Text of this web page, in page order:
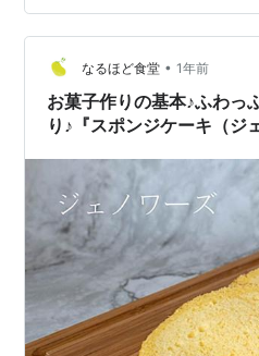
リ。
なるほど食堂 • 1年前
お菓子作りの基本♪ふわっ
り♪『スポンジケーキ（ジ